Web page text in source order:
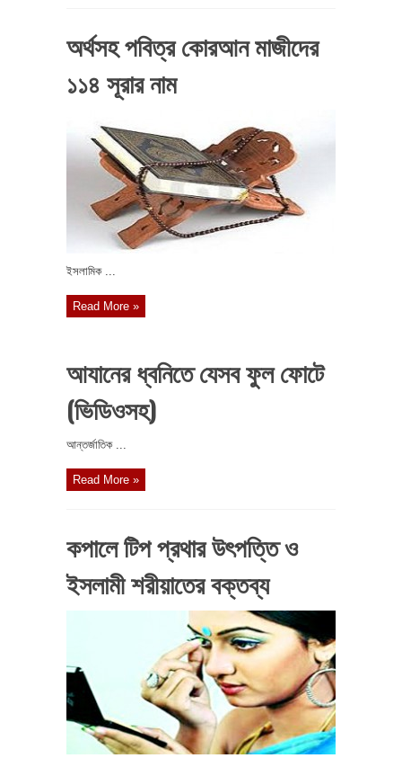
অর্থসহ পবিত্র কোরআন মাজীদের
১১৪ সূরার নাম
ইসলামিক ...
Read More »
আযানের ধ্বনিতে যেসব ফুল ফোটে
(ভিডিওসহ)
আন্তর্জাতিক ...
Read More »
কপালে টিপ প্রথার উৎপত্তি ও
ইসলামী শরীয়াতের বক্তব্য